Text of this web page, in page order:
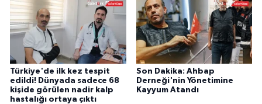
Türkiye'de ilk kez tespit
edildi! Dünyada sadece 68
kişide görülen nadir kalp
hastalığı ortaya çıktı
Son Dakika: Ahbap
Derneği'nin Yönetimine
Kayyum Atandı